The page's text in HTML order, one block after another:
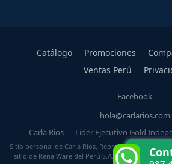
Catálogo Promociones
Ventas Perú
Facebook
hola@carlarios.com
Carla Rios — Líder Ejecutivo Gold
Sitio personal de Carla Rios, Representante
sitio de Rena Ware del Perú S.A. ni de Rena Ware